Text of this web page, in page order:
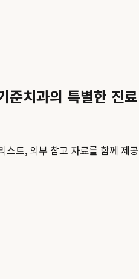
준치과의 특별한 진
스트, 외부 참고 자료를 함께 제